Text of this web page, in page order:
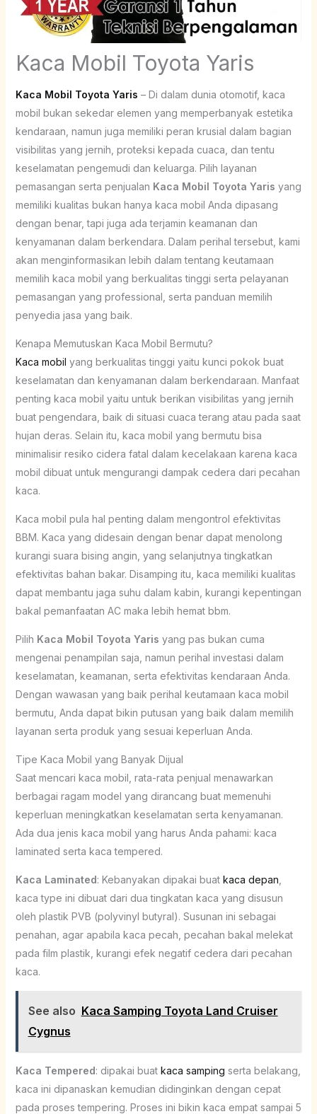
Kaca Mobil Toyota Yaris
Kaca Mobil Toyota Yaris – Di dalam dunia otomotif, kaca
mobil bukan sekedar elemen yang memperbanyak estetika
kendaraan, namun juga memiliki peran krusial dalam bagian
visibilitas yang jernih, proteksi kepada cuaca, dan tentu
keselamatan pengemudi dan keluarga. Pilih layanan
pemasangan serta penjualan Kaca Mobil Toyota Yaris yang
memiliki kualitas bukan hanya kaca mobil Anda dipasang
dengan benar, tapi juga ada terjamin keamanan dan
kenyamanan dalam berkendara. Dalam perihal tersebut, kami
akan menginformasikan lebih dalam tentang keutamaan
memilih kaca mobil yang berkualitas tinggi serta pelayanan
pemasangan yang professional, serta panduan memilih
penyedia jasa yang baik.
Kenapa Memutuskan Kaca Mobil Bermutu?
Kaca mobil yang berkualitas tinggi yaitu kunci pokok buat
keselamatan dan kenyamanan dalam berkendaraan. Manfaat
penting kaca mobil yaitu untuk berikan visibilitas yang jernih
buat pengendara, baik di situasi cuaca terang atau pada saat
hujan deras. Selain itu, kaca mobil yang bermutu bisa
minimalisir resiko cidera fatal dalam kecelakaan karena kaca
mobil dibuat untuk mengurangi dampak cedera dari pecahan
kaca.
Kaca mobil pula hal penting dalam mengontrol efektivitas
BBM. Kaca yang didesain dengan benar dapat menolong
kurangi suara bising angin, yang selanjutnya tingkatkan
efektivitas bahan bakar. Disamping itu, kaca memiliki kualitas
dapat membantu jaga suhu dalam kabin, kurangi kepentingan
bakal pemanfaatan AC maka lebih hemat bbm.
Pilih Kaca Mobil Toyota Yaris yang pas bukan cuma
mengenai penampilan saja, namun perihal investasi dalam
keselamatan, keamanan, serta efektivitas kendaraan Anda.
Dengan wawasan yang baik perihal keutamaan kaca mobil
bermutu, Anda dapat bikin putusan yang baik dalam memilih
layanan serta produk yang sesuai keperluan Anda.
Tipe Kaca Mobil yang Banyak Dijual
Saat mencari kaca mobil, rata-rata penjual menawarkan
berbagai ragam model yang dirancang buat memenuhi
keperluan meningkatkan keselamatan serta kenyamanan.
Ada dua jenis kaca mobil yang harus Anda pahami: kaca
laminated serta kaca tempered.
Kaca Laminated: Kebanyakan dipakai buat kaca depan
kaca type ini dibuat dari dua tingkatan kaca yang disusun
oleh plastik PVB (polyvinyl butyral). Susunan ini sebagai
penahan, agar apabila kaca pecah, pecahan bakal melekat
pada film plastik, kurangi efek negatif cedera dari pecahan
kaca.
See also Kaca Samping Toyota Land Cruiser
Cygnus
Kaca Tempered: dipakai buat kaca samping serta belakang,
kaca ini dipanaskan kemudian didinginkan dengan cepat
pada proses tempering. Proses ini bikin kaca empat sampai 5